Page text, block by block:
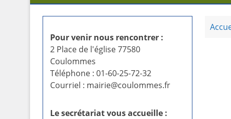
Pour venir nous rencontrer :
2 Place de l'église 77580
Coulommes
Téléphone : 01-60-25-72-32
Courriel : mairie@coulommes.fr
Le secrétariat vous accueille :